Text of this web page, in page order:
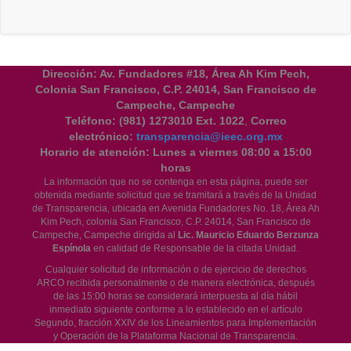
Dirección: Av. Fundadores #18, Área Ah Kim Pech,
Colonia San Francisco, C.P. 24014, San Francisco de
Campeche, Campeche
Teléfono: (981) 1273010 Ext. 1022 Correo
electrónico: transparencia@ieec.org.mx
Horario de atención: Lunes a viernes 08:00 a 15:00
horas
La información que no se contenga en esta página, puede ser
obtenida mediante solicitud que se tramitará a través de la Unidad
de Transparencia, ubicada en Avenida Fundadores No. 18, Área Ah
Kim Pech, colonia San Francisco, C.P. 24014, San Francisco de
Campeche, Campeche dirigida al Lic. Mauricio Eduardo Berzunza
Espínola en calidad de Responsable de la citada Unidad.
Cualquier solicitud de información o de ejercicio de derechos
ARCO recibida personalmente o de manera electrónica, después
de las 15:00 horas se considerará interpuesta al día hábil
inmediato siguiente conforme a lo establecido en el artículo
Segundo, fracción XXIV de los Lineamientos para Implementación
y Operación de la Plataforma Nacional de Transparencia.